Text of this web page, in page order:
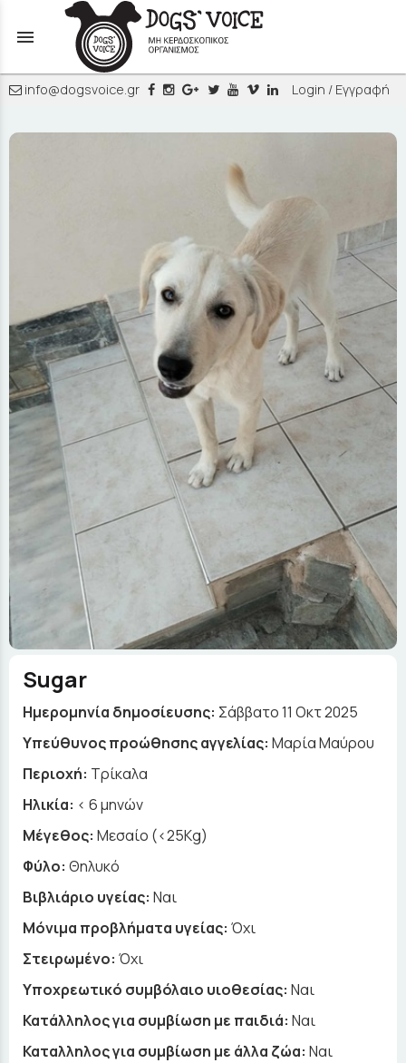
menu
info@dogsvoice.gr Login / Εγγραφή
Sugar
Ημερομηνία δημοσίευσης: Σάββατο 11 Οκτ 2025
Yπεύθυνος προώθησης αγγελίας: Μαρία Μαύρου
Περιοχή: Τρίκαλα
Ηλικία: < 6 μηνών
Μέγεθος: Μεσαίο (<25Kg)
Φύλο: Θηλυκό
Βιβλιάριο υγείας: Ναι
Μόνιμα προβλήματα υγείας: Όχι
Στειρωμένο: Όχι
Υποχρεωτικό συμβόλαιο υιοθεσίας: Ναι
Κατάλληλος για συμβίωση με παιδιά: Ναι
Καταλληλος για συμβίωση με άλλα ζώα: Ναι